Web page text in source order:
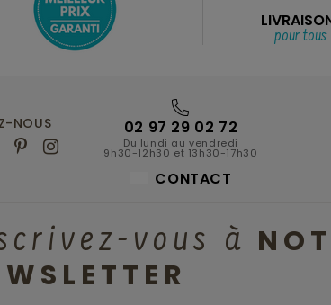
pour tous
vous à
NOUS 02 97 29 02 72
Du lundi au vendredi
9h30-12h30 et 13h30-17h30
CONTACT